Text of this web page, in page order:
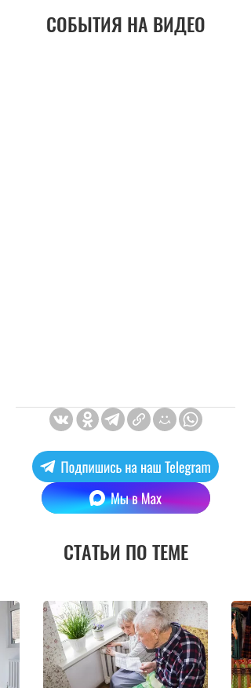
СОБЫТИЯ НА ВИДЕО
СТАТЬИ ПО ТЕМЕ